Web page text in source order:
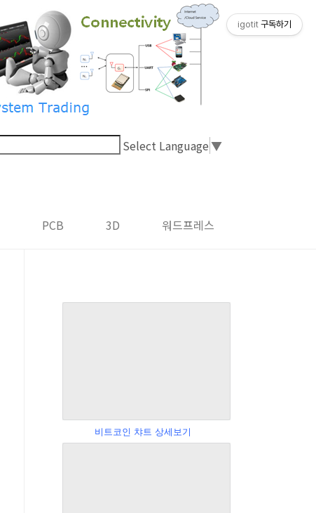
Select Language▼
PCB 3D 워드프레스
비트코인 챠트 상세보기
igotit 구독하기